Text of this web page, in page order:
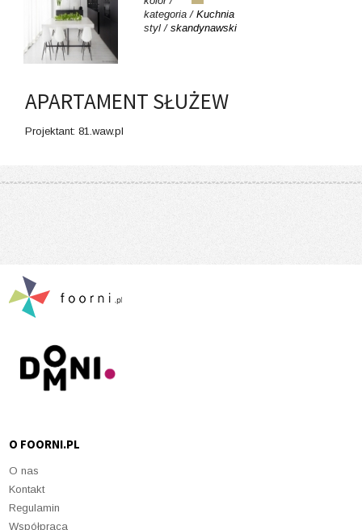
kategoria / Kuchnia
styl / skandynawski
APARTAMENT SŁUŻEW
Projektant: 81.waw.pl
O FOORNI.PL
O nas
Kontakt
Regulamin
Współpraca